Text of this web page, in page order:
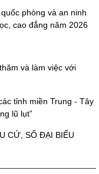
phòng và an ninh
cao đẳng năm 2026
và làm việc với
tỉnh miền Trung - Tây
lũ lụt”
CỬ, SỐ ĐẠI BIỂU